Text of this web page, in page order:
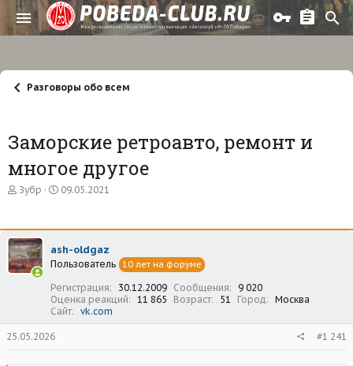
Разговоры обо всем
Заморские ретроавто, ремонт и
многое другое
А
о
р
т
е
Зубр
Д
а
а
ч
л
а
09.05.2021
ash-oldgaz
Пользователь 10 лет на форуме
Регистрация 30.12.2009 Сообщения
9 020
Оценка реакций
11 865 Возраст 51 Город
Москва
Сайт
vk.com
25.05.2026 #1 241